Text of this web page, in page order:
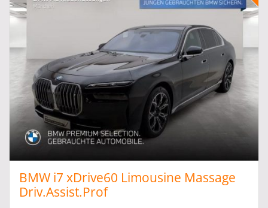
BMW i7 xDrive60 Limousine Massage
Driv.Assist.Prof